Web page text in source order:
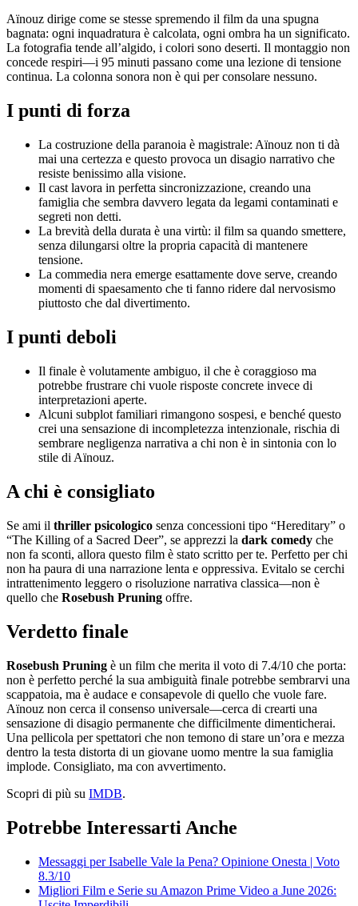
Aïnouz dirige come se stesse spremendo il film da una spugna
bagnata: ogni inquadratura è calcolata, ogni ombra ha un significato.
La fotografia tende all’algido, i colori sono deserti. Il montaggio non
concede respiri—i 95 minuti passano come una lezione di tensione
continua. La colonna sonora non è qui per consolare nessuno.
I punti di forza
La costruzione della paranoia è magistrale: Aïnouz non ti dà
mai una certezza e questo provoca un disagio narrativo che
resiste benissimo alla visione.
Il cast lavora in perfetta sincronizzazione, creando una
famiglia che sembra davvero legata da legami contaminati e
segreti non detti.
La brevità della durata è una virtù: il film sa quando smettere,
senza dilungarsi oltre la propria capacità di mantenere
tensione.
La commedia nera emerge esattamente dove serve, creando
momenti di spaesamento che ti fanno ridere dal nervosismo
piuttosto che dal divertimento.
I punti deboli
Il finale è volutamente ambiguo, il che è coraggioso ma
potrebbe frustrare chi vuole risposte concrete invece di
interpretazioni aperte.
Alcuni subplot familiari rimangono sospesi, e benché questo
crei una sensazione di incompletezza intenzionale, rischia di
sembrare negligenza narrativa a chi non è in sintonia con lo
stile di Aïnouz.
A chi è consigliato
Se ami il thriller psicologico senza concessioni tipo “Hereditary” o
“The Killing of a Sacred Deer”, se apprezzi la dark comedy che
non fa sconti, allora questo film è stato scritto per te. Perfetto per chi
non ha paura di una narrazione lenta e oppressiva. Evitalo se cerchi
intrattenimento leggero o risoluzione narrativa classica—non è
quello che Rosebush Pruning offre.
Verdetto finale
Rosebush Pruning è un film che merita il voto di 7.4/10 che porta:
non è perfetto perché la sua ambiguità finale potrebbe sembrarvi una
scappatoia, ma è audace e consapevole di quello che vuole fare.
Aïnouz non cerca il consenso universale—cerca di crearti una
sensazione di disagio permanente che difficilmente dimenticherai.
Una pellicola per spettatori che non temono di stare un’ora e mezza
dentro la testa distorta di un giovane uomo mentre la sua famiglia
implode. Consigliato, ma con avvertimento.
Scopri di più su IMDB.
Potrebbe Interessarti Anche
Messaggi per Isabelle Vale la Pena? Opinione Onesta | Voto
8.3/10
Migliori Film e Serie su Amazon Prime Video a June 2026: